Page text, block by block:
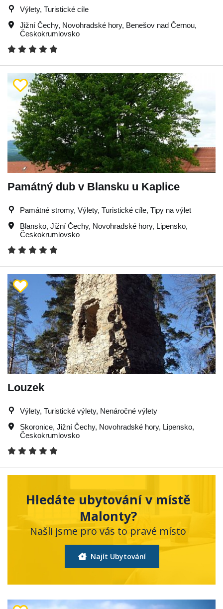
Výlety, Turistické cíle
Jižní Čechy, Novohradské hory, Benešov nad Černou,
Českokrumlovsko
Památný dub v Blansku u Kaplice
Památné stromy, Výlety, Turistické cíle, Tipy na výlet
Blansko, Jižní Čechy, Novohradské hory, Lipensko,
Českokrumlovsko
Louzek
Výlety, Turistické výlety, Nenáročné výlety
Skoronice, Jižní Čechy, Novohradské hory, Lipensko,
Českokrumlovsko
Hledáte ubytování v místě
Malonty?
Našli jsme pro vás to pravé místo
Najít Ubytování